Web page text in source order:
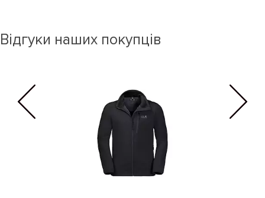
Відгуки наших покупців